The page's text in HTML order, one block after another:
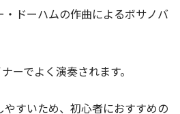
・ドーハムの作曲によるボサノバ
ーでよく演奏されます。
すいため、初心者におすすめの